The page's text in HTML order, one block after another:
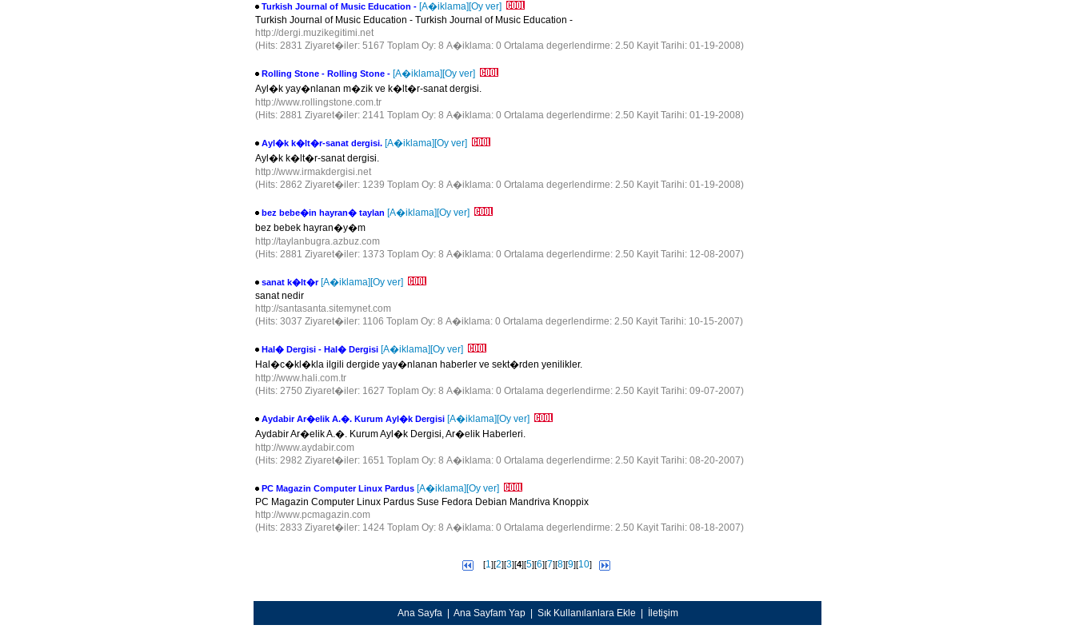
Turkish Journal of Music Education - [A�iklama][Oy ver]
Turkish Journal of Music Education - Turkish Journal of Music Education -
http://dergi.muzikegitimi.net
(Hits: 2831 Ziyaret�iler: 5167 Toplam Oy: 8 A�iklama: 0 Ortalama degerlendirme: 2.50 Kayit Tarihi: 01-19-2008)
Rolling Stone - Rolling Stone - [A�iklama][Oy ver]
Ayl�k yay�nlanan m�zik ve k�lt�r-sanat dergisi.
http://www.rollingstone.com.tr
(Hits: 2881 Ziyaret�iler: 2141 Toplam Oy: 8 A�iklama: 0 Ortalama degerlendirme: 2.50 Kayit Tarihi: 01-19-2008)
Ayl�k k�lt�r-sanat dergisi. [A�iklama][Oy ver]
Ayl�k k�lt�r-sanat dergisi.
http://www.irmakdergisi.net
(Hits: 2862 Ziyaret�iler: 1239 Toplam Oy: 8 A�iklama: 0 Ortalama degerlendirme: 2.50 Kayit Tarihi: 01-19-2008)
bez bebe�in hayran� taylan [A�iklama][Oy ver]
bez bebek hayran�y�m
http://taylanbugra.azbuz.com
(Hits: 2881 Ziyaret�iler: 1373 Toplam Oy: 8 A�iklama: 0 Ortalama degerlendirme: 2.50 Kayit Tarihi: 12-08-2007)
sanat k�lt�r [A�iklama][Oy ver]
sanat nedir
http://santasanta.sitemynet.com
(Hits: 3037 Ziyaret�iler: 1106 Toplam Oy: 8 A�iklama: 0 Ortalama degerlendirme: 2.50 Kayit Tarihi: 10-15-2007)
Hal� Dergisi - Hal� Dergisi [A�iklama][Oy ver]
Hal�c�kl�kla ilgili dergide yay�nlanan haberler ve sekt�rden yenilikler.
http://www.hali.com.tr
(Hits: 2750 Ziyaret�iler: 1627 Toplam Oy: 8 A�iklama: 0 Ortalama degerlendirme: 2.50 Kayit Tarihi: 09-07-2007)
Aydabir Ar�elik A.�. Kurum Ayl�k Dergisi [A�iklama][Oy ver]
Aydabir Ar�elik A.�. Kurum Ayl�k Dergisi, Ar�elik Haberleri.
http://www.aydabir.com
(Hits: 2982 Ziyaret�iler: 1651 Toplam Oy: 8 A�iklama: 0 Ortalama degerlendirme: 2.50 Kayit Tarihi: 08-20-2007)
PC Magazin Computer Linux Pardus [A�iklama][Oy ver]
PC Magazin Computer Linux Pardus Suse Fedora Debian Mandriva Knoppix
http://www.pcmagazin.com
(Hits: 2833 Ziyaret�iler: 1424 Toplam Oy: 8 A�iklama: 0 Ortalama degerlendirme: 2.50 Kayit Tarihi: 08-18-2007)
[1][2][3][4][5][6][7][8][9][10]
Ana Sayfa Ana Sayfam Yap Sık Kullanılanlara Ekle İletişim